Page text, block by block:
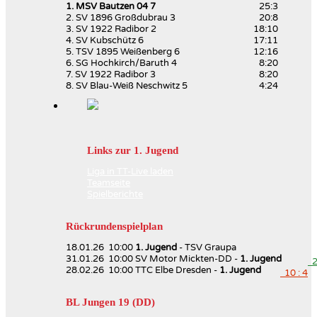
1. MSV Bautzen 04 7
25:3
2. SV 1896 Großdubrau 3
20:8
3. SV 1922 Radibor 2
18:10
4. SV Kubschütz 6
17:11
5. TSV 1895 Weißenberg 6
12:16
6. SG Hochkirch/Baruth 4
8:20
7. SV 1922 Radibor 3
8:20
8. SV Blau-Weiß Neschwitz 5
4:24
Links zur 1. Jugend
Rückrundenspielplan
18.01.26 10:00 1. Jugend - TSV Graupa
31.01.26 10:00 SV Motor Mickten-DD - 1. Jugend
28.02.26 10:00 TTC Elbe Dresden - 1. Jugend 10 : 4
BL Jungen 19 (DD)